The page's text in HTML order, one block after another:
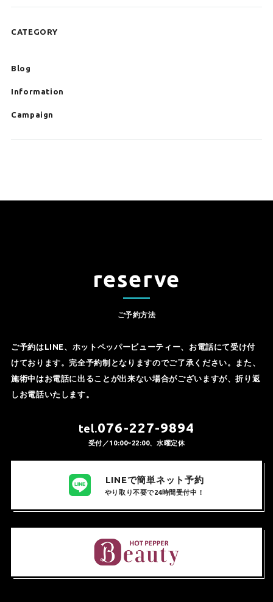
CATEGORY
Blog
Information
Campaign
reserve
ご予約方法
ご予約はLINE、ホットペッパービューティー、お電話にて受け付
けております。完全予約制となりますのでご了承ください。また、
施術中はお電話に出ることが出来ない場合がございますが、折り返
しお電話いたします。
tel.076-227-9894
受付／10:00~22:00、水曜定休
LINEで簡単ネット予約
やり取り不要で24時間受付中！